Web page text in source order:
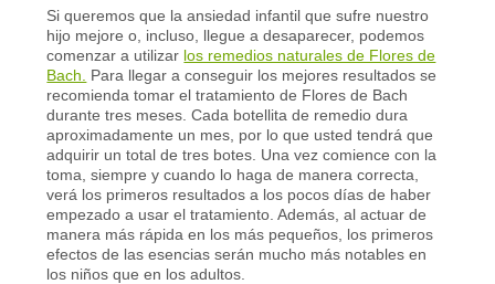
Si queremos que la ansiedad infantil que sufre nuestro
hijo mejore o, incluso, llegue a desaparecer, podemos
comenzar a utilizar los remedios naturales de Flores de
Bach.
Para llegar a conseguir los mejores resultados se
recomienda tomar el tratamiento de Flores de Bach
durante tres meses. Cada botellita de remedio dura
aproximadamente un mes, por lo que usted tendrá que
adquirir un total de tres botes. Una vez comience con la
toma, siempre y cuando lo haga de manera correcta,
verá los primeros resultados a los pocos días de haber
empezado a usar el tratamiento. Además, al actuar de
manera más rápida en los más pequeños, los primeros
efectos de las esencias serán mucho más notables en
los niños que en los adultos.